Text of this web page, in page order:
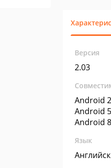
Версия
2.03
Android
Android
Android
Язык